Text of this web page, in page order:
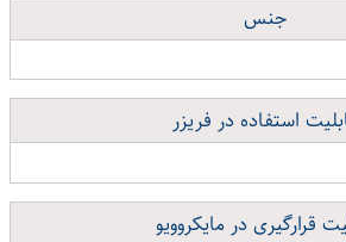
جنس
استفاده در فریزر
قرارگیری در مایکروویو